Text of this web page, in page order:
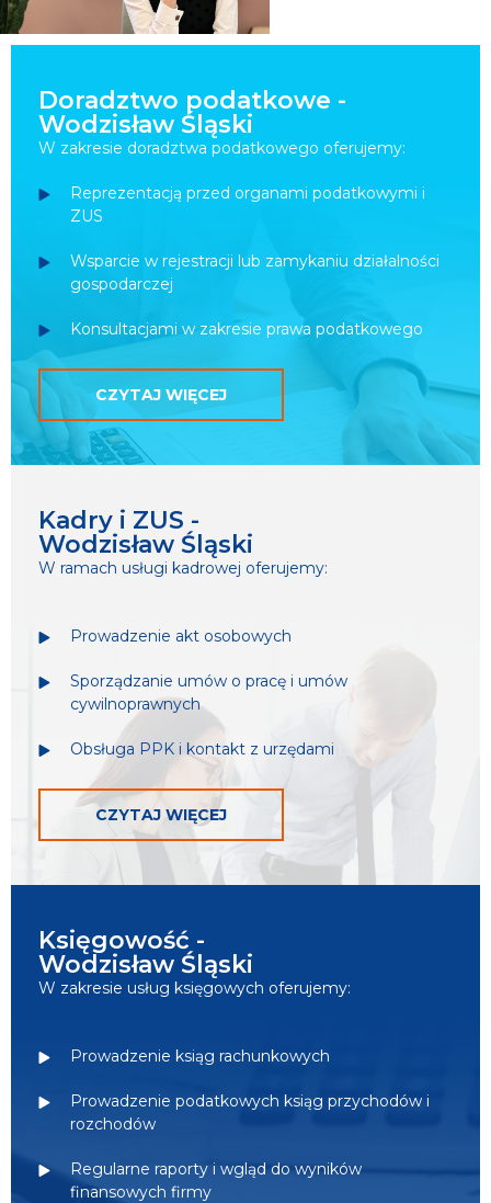
Doradztwo podatkowe -
Wodzisław Śląski
W zakresie doradztwa podatkowego oferujemy:
Reprezentacją przed organami podatkowymi i
ZUS
Wsparcie w rejestracji lub zamykaniu działalności
gospodarczej
Konsultacjami w zakresie prawa podatkowego
CZYTAJ WIĘCEJ
Kadry i ZUS -
Wodzisław Śląski
W ramach usługi kadrowej oferujemy:
Prowadzenie akt osobowych
Sporządzanie umów o pracę i umów
cywilnoprawnych
Obsługa PPK i kontakt z urzędami
CZYTAJ WIĘCEJ
Księgowość -
Wodzisław Śląski
W zakresie usług księgowych oferujemy:
Prowadzenie ksiąg rachunkowych
Prowadzenie podatkowych ksiąg przychodów i
rozchodów
Regularne raporty i wgląd do wyników
finansowych firmy